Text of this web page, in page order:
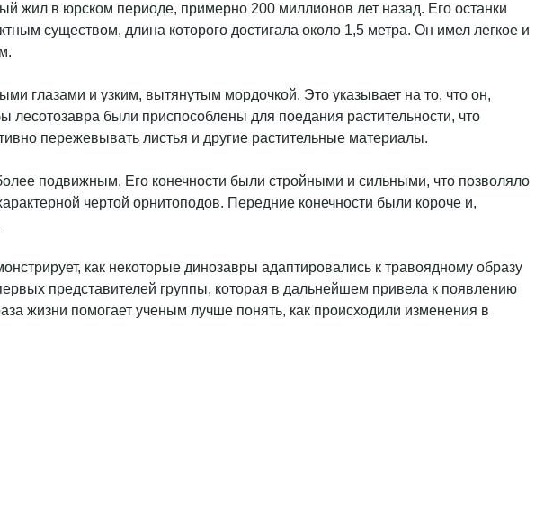
жил в юрском периоде, примерно 200 миллионов лет назад. Его останки
существом, длина которого достигала около 1,5 метра. Он имел легкое и
глазами и узким, вытянутым мордочкой. Это указывает на то, что он,
были приспособлены для поедания растительности, что
пережевывать листья и другие растительные материалы.
подвижным. Его конечности были стройными и сильными, что позволяло
чертой орнитоподов. Передние конечности были короче и,
как некоторые динозавры адаптировались к травоядному образу
представителей группы, которая в дальнейшем привела к появлению
жизни помогает ученым лучше понять, как происходили изменения в